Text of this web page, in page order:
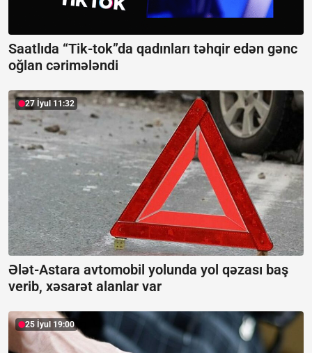
Saatlıda “Tik-tok”da qadınları təhqir edən gənc
oğlan cərimələndi
27 İyul 11:32
Ələt-Astara avtomobil yolunda yol qəzası baş
verib, xəsarət alanlar var
25 İyul 19:00